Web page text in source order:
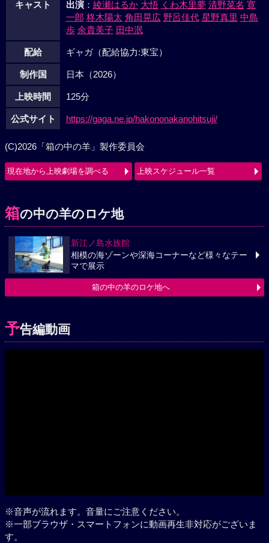
キャスト
出演：綾瀬はるか 大悟 くわ木里夢 清野菜名 寛
一郎 柊木陽太 角田晃広 野呂佳代 星野真里 中島
歩 余貴美子 田中泯
配給 ギャガ（配給協力:東宝）
制作国 日本（2026）
上映時間 125分
公式サイト https://gaga.ne.jp/hakononakanohitsuji/
(C)2026「箱の中の羊」製作委員会
現在地から上映劇場を調べる 上映スケジュール一覧
箱の中の羊のロケ地
新江ノ島水族館
相模の海ゾーンや深海コーナーなど様々なテー
マで展示
箱の中の羊のロケ地へ
予告編動画
※音声が流れます。音量にご注意ください。
※一部ブラウザ・スマートフォンに動画再生非対応がございま
す。